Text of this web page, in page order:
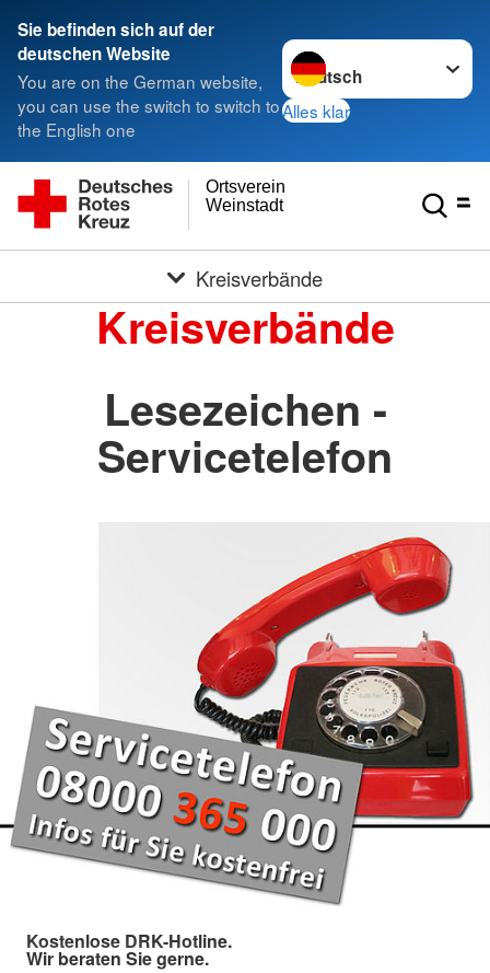
Sie befinden sich auf der
deutschen Website
You are on the German website,
you can use the switch to switch to
the English one
Sprache wechseln zu
Alles klar
Weinstadt
Ortsverein
Kreisverbände
Kreisverbände
Lesezeichen -
Servicetelefon
Kostenlose DRK-Hotline.
Wir beraten Sie gerne.